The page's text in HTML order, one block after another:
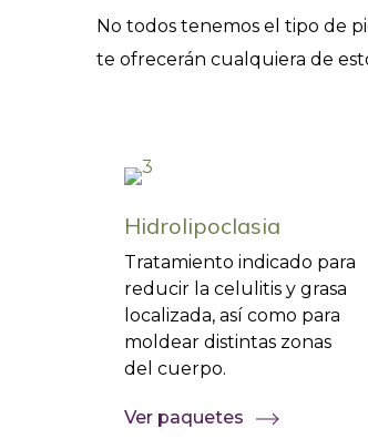
No todos tenemos el tipo de
te ofrecerán cualquiera de
Hidrolipoclasia
Tratamiento indicado para
reducir la celulitis y grasa
localizada, así como para
moldear distintas zonas
del cuerpo.
Ver paquetes